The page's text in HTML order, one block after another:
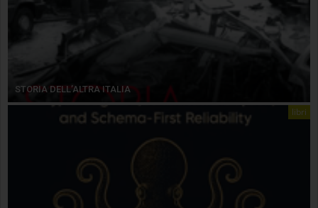
STORIA DELL’ALTRA ITALIA
libri